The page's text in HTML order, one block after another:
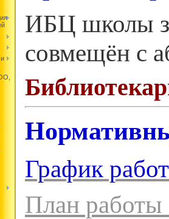
ИБЦ школы
совмещён с
График
План